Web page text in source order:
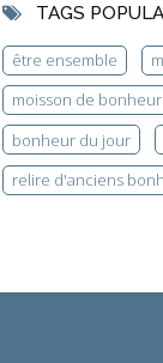
TAGS
être ensemble
moisson de
bonheur du jour
relire d'anciens